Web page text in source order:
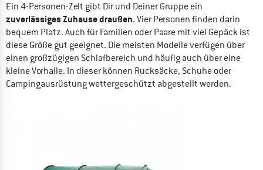
Ein 4-Personen-Zelt gibt Dir und Deiner Gruppe ein
zuverlässiges Zuhause draußen. Vier Personen finden darin
bequem Platz. Auch für Familien oder Paare mit viel Gepäck ist
diese Größe gut geeignet. Die meisten Modelle verfügen über
einen großzügigen Schlafbereich und häufig auch über eine
kleine Vorhalle. In dieser können Rucksäcke, Schuhe oder
Campingausrüstung wettergeschützt abgestellt werden.